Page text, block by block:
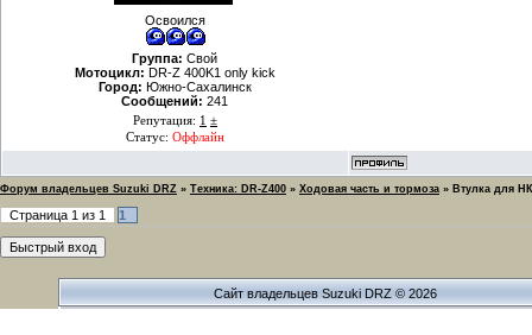
Освоился
Группа: Свой
Мотоцикл: DR-Z 400K1 only kick
Город: Южно-Сахалинск
Сообщений: 241
Репутация: 1 ±
Статус: Оффлайн
Форум владельцев Suzuki DRZ » Техника: DR-Z400 » Ходовая часть и тормоза » Втулка для
Страница 1 из 1 1
Сайт владельцев Suzuki DRZ © 2026